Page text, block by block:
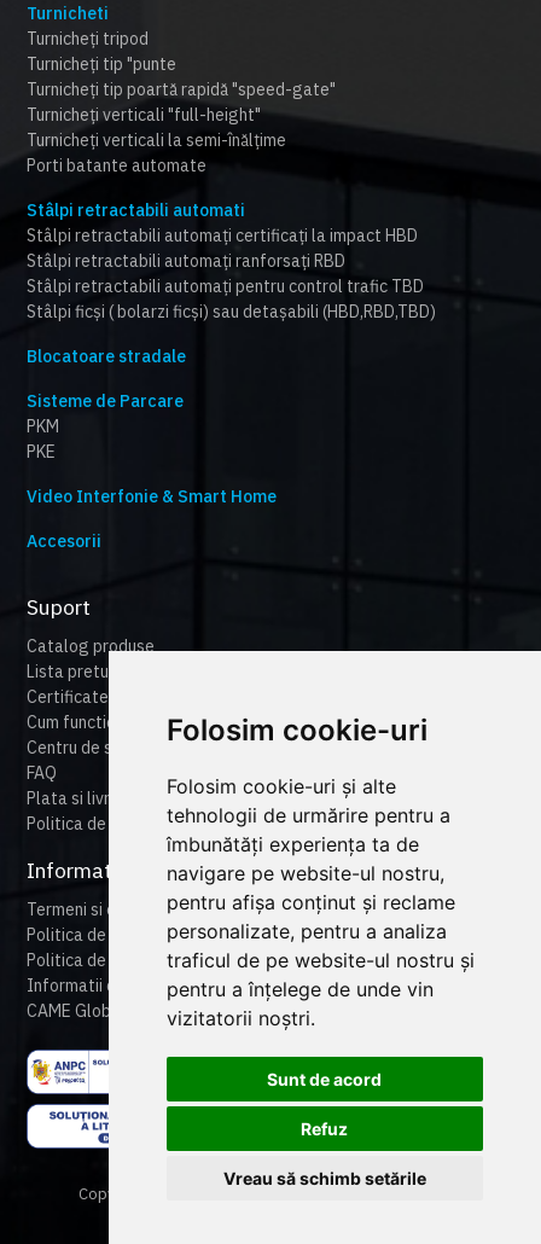
Folosim cookie-uri
Folosim cookie-uri și alte
tehnologii de urmărire pentru a
îmbunătăți experiența ta de
navigare pe website-ul nostru,
pentru afișa conținut și reclame
personalizate, pentru a analiza
traficul de pe website-ul nostru și
pentru a înțelege de unde vin
vizitatorii noștri.
Sunt de acord
Refuz
Vreau să schimb setările
Turnicheti
Turnicheți tripod
Turnicheți tip "punte
Turnicheți tip poartă rapidă "speed-gate"
Turnicheți verticali "full-height"
Turnicheți verticali la semi-înălțime
Porti batante automate
Stâlpi retractabili automati
Stâlpi retractabili automați certificați la impact HBD
Stâlpi retractabili automați ranforsați RBD
Stâlpi retractabili automați pentru control trafic TBD
Stâlpi ficși ( bolarzi ficși) sau detașabili (HBD,RBD,TBD)
Blocatoare stradale
Sisteme de Parcare
PKM
PKE
Video Interfonie & Smart Home
Accesorii
Suport
Catalog produse
Lista preturi
Certificate
Cum functioneaza cameonline
Centru de suport
FAQ
Plata si livrare
Politica de retur
Informatii legale
Termeni si conditii
Politica de confidentialitate
Politica de cookies
Informatii despre produse
CAME Global
Copyright © 2024 CAME Romania. All rights reserved.